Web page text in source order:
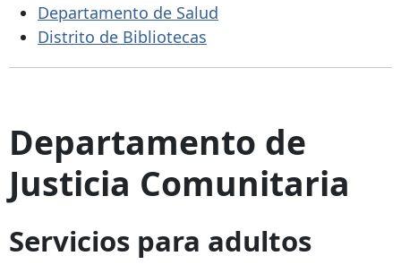
Departamento de Salud
Distrito de Bibliotecas
Departamento de
Justicia Comunitaria
Servicios para adultos